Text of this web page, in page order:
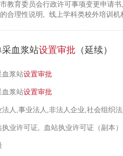
教育委员会行政许可事项变更申请
合理性说明, 线上学科类校外培训
采血浆站设置审批 （延续）
血浆站设置审批
血浆站设置审批
法人,事业法人,非法人企业,社会组织
执业许可证, 血站执业许可证（副本）